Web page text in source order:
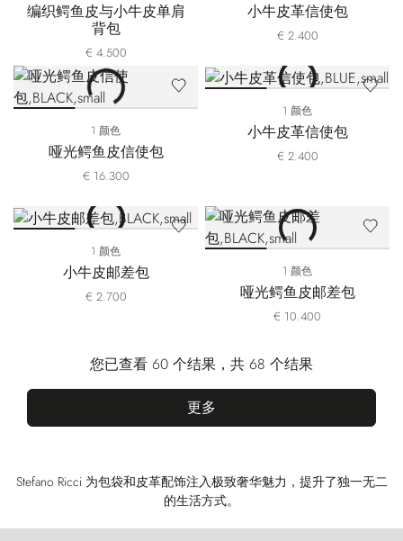
编织鳄鱼皮与小牛皮单肩
背包
€ 4.500
小牛皮革信使包
€ 2.400
1 颜色
哑光鳄鱼皮信使包
€ 16.300
1 颜色
小牛皮革信使包
€ 2.400
1 颜色
小牛皮邮差包
€ 2.700
1 颜色
哑光鳄鱼皮邮差包
€ 10.400
您已查看 60 个结果，共 68 个结果
更多
Stefano Ricci 为包袋和皮革配饰注入极致奢华魅力，提升了独一无二
的生活方式。